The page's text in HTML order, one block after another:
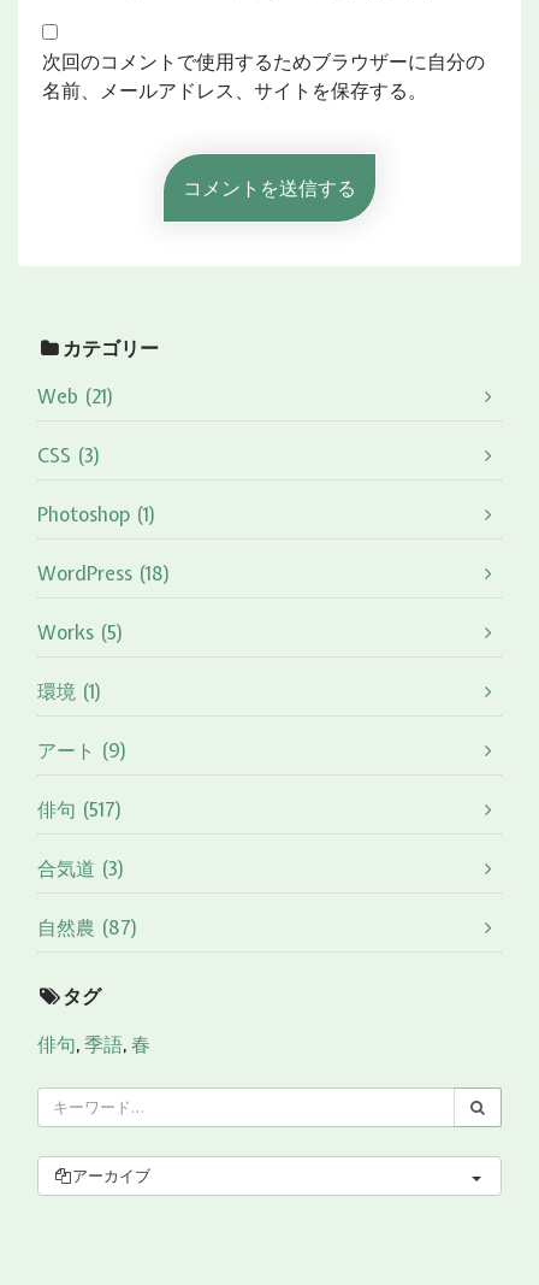
次回のコメントで使用するためブラウザーに自分の
名前、メールアドレス、サイトを保存する。
カテゴリー
Web (21)
CSS (3)
Photoshop (1)
WordPress (18)
Works (5)
環境 (1)
アート (9)
俳句 (517)
合気道 (3)
自然農 (87)
タグ
俳句,季語,春
アーカイブ